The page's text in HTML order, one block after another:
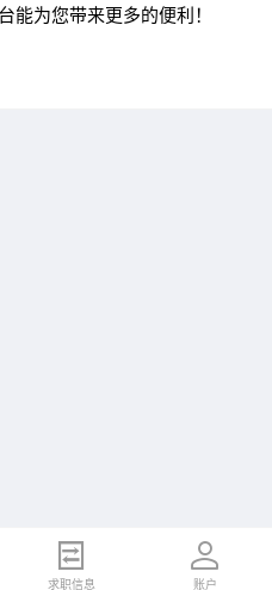
能为您带来更多的便利！
求职信息 账户